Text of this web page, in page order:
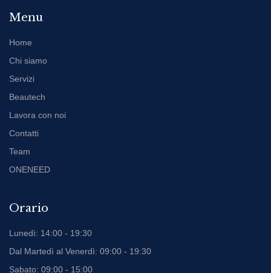
Menu
Home
Chi siamo
Servizi
Beautech
Lavora con noi
Contatti
Team
ONENEED
Orario
Lunedì: 14:00 - 19:30
Dal Martedì al Venerdì: 09:00 - 19:30
Sabato: 09:00 - 15:00